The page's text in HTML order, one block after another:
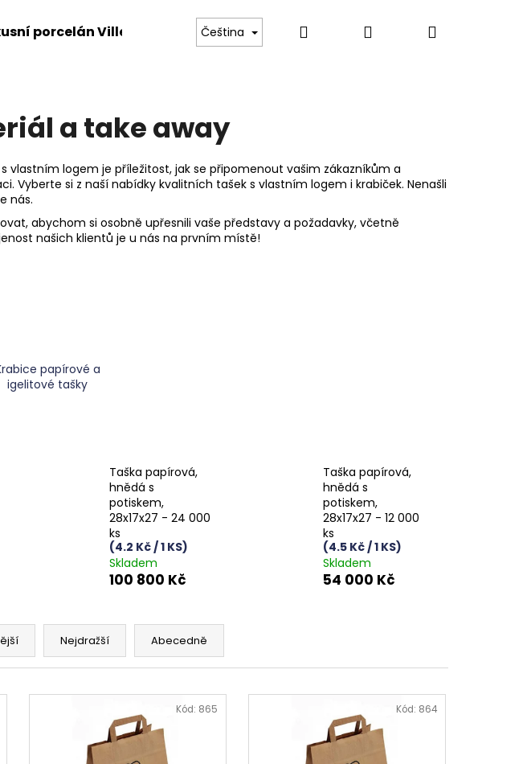
porcelán Villeroy & Boch Tvrzené gastro sklo Luxusní příbory
Čeština Hledat PřihlášeníNákupní
a take away
vlastním logem je příležitost, jak se připomenout vašim zákazníkům a
Vyberte si z naší nabídky kvalitních tašek s vlastním logem i krabiček. Nenašli
nás.
abychom si osobně upřesnili vaše představy a požadavky, včetně
našich klientů je u nás na prvním místě!
papírové a
igelitové tašky
Taška papírová,
hnědá s
potiskem,
28x17x27 - 24 000
ks
(4.2 Kč / 1 KS)
Skladem
100 800 Kč
Taška papírová,
hnědá s
potiskem,
28x17x27 - 12 000
ks
(4.5 Kč / 1 KS)
Skladem
54 000 Kč
Nejdražší Abecedně
Kód: 865 Kód: 864